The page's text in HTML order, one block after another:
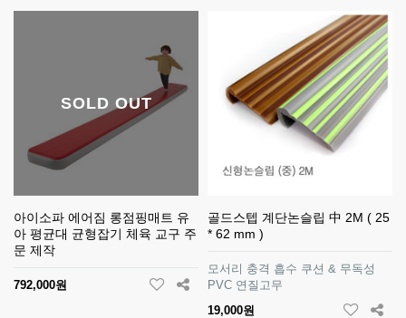
SOLD OUT
아이소파 에어짐 롱점핑매트 유
아 평균대 균형잡기 체육 교구 주
문 제작
792,000원
골드스텝 계단논슬립 中 2M ( 25
* 62 mm )
모서리 충격 흡수 쿠션 & 무독성
PVC 연질고무
19,000원